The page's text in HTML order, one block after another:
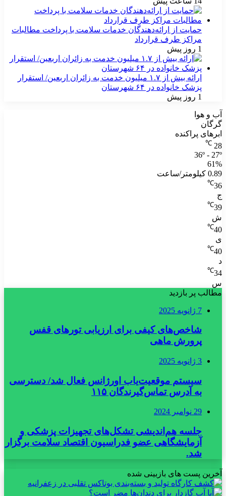
حمایت از ارائه‌دهندگان خدمات سلامت با پرداخت مطالبات
مراکز طرف قرارداد
1 روز پیش
ارائه بیش از ۱.۷ میلیون خدمت به زائران اربعین/ استقرار
پزشک خانواده در ۶۴ شهرستان
1 روز پیش
آب و هوا
گرگان
ابرهای پراکنده
28
℃
36º - 27º
61%
0.89 کیلومتر/ساعت
36
℃
ج
39
℃
ش
40
℃
ی
40
℃
د
34
℃
س
مطالب پر بازدید
7 ژانویه 2025
شاخص‌های کیفی برای ارزیابی تورهای قفس
پرورش ماهی
3 ژانویه 2025
سیستم موقعیت‌یاب اورژانس فعال شد/ دسترسی
به آدرس تماس‌گیرندگان ۱۱۵
29 نوامبر 2024
جلسه هم‌اندیشی تشکل‌های تجهیزات پزشکی و
آزمایشگاهی عضو فدراسیون اقتصاد سلامت برگزار
شد.
آخرین پست های بازبینی شده